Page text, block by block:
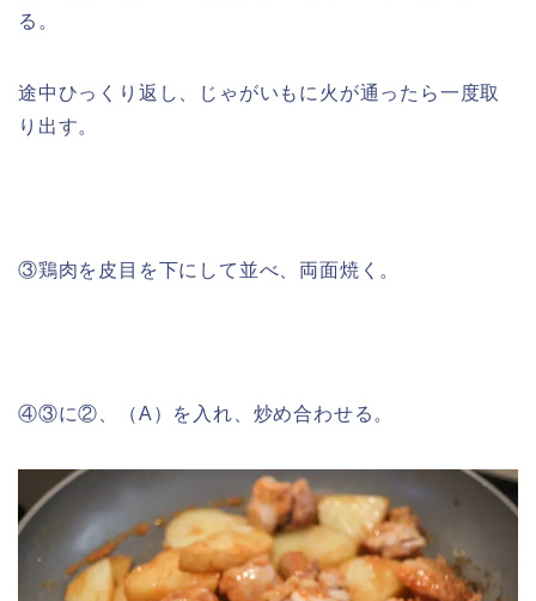
る。
途中ひっくり返し、じゃがいもに火が通ったら一度取
り出す。
③鶏肉を皮目を下にして並べ、両面焼く。
④③に②、（A）を入れ、炒め合わせる。